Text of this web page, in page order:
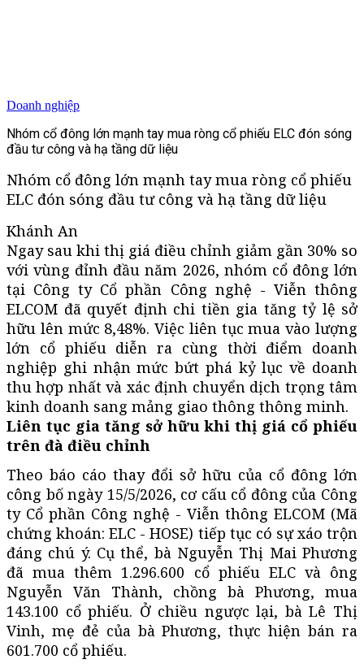
Doanh nghiệp
Nhóm cổ đông lớn mạnh tay mua ròng cổ phiếu ELC đón sóng
đầu tư công và hạ tầng dữ liệu
Nhóm cổ đông lớn mạnh tay mua ròng cổ phiếu
ELC đón sóng đầu tư công và hạ tầng dữ liệu
Khánh An
Ngay sau khi thị giá điều chỉnh giảm gần 30% so
với vùng đỉnh đầu năm 2026, nhóm cổ đông lớn
tại Công ty Cổ phần Công nghệ - Viễn thông
ELCOM đã quyết định chi tiền gia tăng tỷ lệ sở
hữu lên mức 8,48%. Việc liên tục mua vào lượng
lớn cổ phiếu diễn ra cùng thời điểm doanh
nghiệp ghi nhận mức bứt phá kỷ lục về doanh
thu hợp nhất và xác định chuyển dịch trọng tâm
kinh doanh sang mảng giao thông thông minh.
Liên tục gia tăng sở hữu khi thị giá cổ phiếu
trên đà điều chỉnh
Theo báo cáo thay đổi sở hữu của cổ đông lớn
công bố ngày 15/5/2026, cơ cấu cổ đông của Công
ty Cổ phần Công nghệ - Viễn thông ELCOM (Mã
chứng khoán: ELC - HOSE) tiếp tục có sự xáo trộn
đáng chú ý. Cụ thể, bà Nguyễn Thị Mai Phương
đã mua thêm 1.296.600 cổ phiếu ELC và ông
Nguyễn Văn Thành, chồng bà Phương, mua
143.100 cổ phiếu. Ở chiều ngược lại, bà Lê Thị
Vinh, mẹ đẻ của bà Phương, thực hiện bán ra
601.700 cổ phiếu.